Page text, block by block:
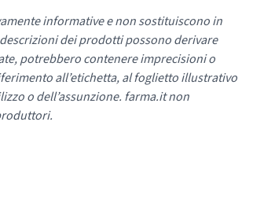
informative e non sostituiscono in
dei prodotti possono derivare
potrebbero contenere imprecisioni o
all’etichetta, al foglietto illustrativo
o dell’assunzione. farma.it non